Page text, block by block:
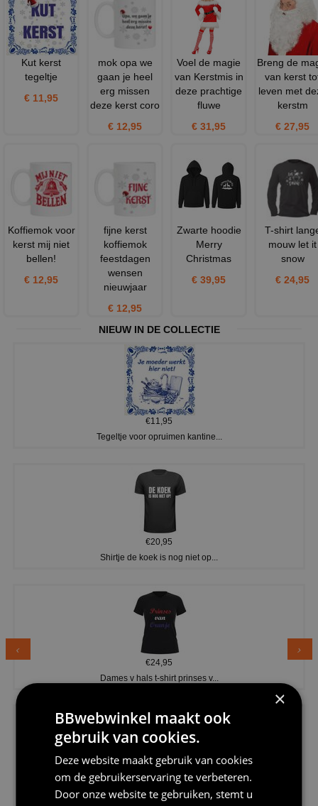
Kut kerst
tegeltje
€ 11,95
mok opa we
gaan je heel
erg missen
deze kerst coro
€ 12,95
Voel de magie
van Kerstmis in
deze prachtige
fluwe
€ 31,95
Breng de
van kerst
leven met
kerstm
€ 27,95
Koffiemok voor
kerst mij niet
bellen!
€ 12,95
fijne kerst
koffiemok
feestdagen
wensen
nieuwjaar
€ 12,95
Zwarte hoodie
Merry
Christmas
€ 39,95
T-shirt
mouw let it
snow
€ 24,95
NIEUW IN DE COLLECTIE
€11,95
Tegeltje voor opruimen kantine...
€20,95
Shirtje de koek is nog niet op...
€24,95
Dames v hals t-shirt prinses v...
€24,95
Koningsdag shirt heren v-hals ...
×
BBwebwinkel maakt ook
gebruik van cookies.
Deze website maakt gebruik van cookies
om de gebruikerservaring te verbeteren.
Door onze website te gebruiken, stemt u